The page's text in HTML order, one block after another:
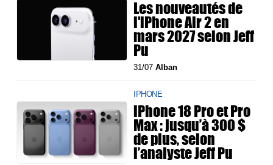
Les nouveautés de
l'iPhone Air 2 en
mars 2027 selon Jeff
Pu
31/07Alban
IPHONE
iPhone 18 Pro et Pro
Max : jusqu’à 300 $
de plus, selon
l’analyste Jeff Pu